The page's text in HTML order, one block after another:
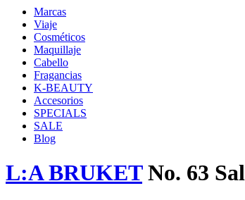
Marcas
Viaje
Cosméticos
Maquillaje
Cabello
Fragancias
K-BEAUTY
Accesorios
SPECIALS
SALE
Blog
L:A BRUKETNo. 63